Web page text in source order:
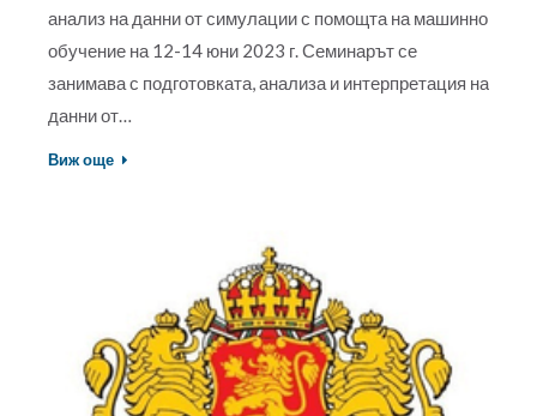
анализ на данни от симулации с помощта на машинно
обучение на 12-14 юни 2023 г. Семинарът се
занимава с подготовката, анализа и интерпретация на
данни от…
Виж още